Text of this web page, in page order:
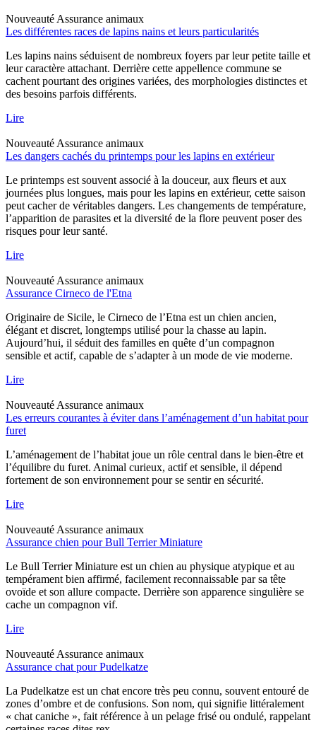
Nouveauté Assurance animaux
Les différentes races de lapins nains et leurs particularités
Les lapins nains séduisent de nombreux foyers par leur petite taille et
leur caractère attachant. Derrière cette appellence commune se
cachent pourtant des origines variées, des morphologies distinctes et
des besoins parfois différents.
Lire
Nouveauté Assurance animaux
Les dangers cachés du printemps pour les lapins en extérieur
Le printemps est souvent associé à la douceur, aux fleurs et aux
journées plus longues, mais pour les lapins en extérieur, cette saison
peut cacher de véritables dangers. Les changements de température,
l’apparition de parasites et la diversité de la flore peuvent poser des
risques pour leur santé.
Lire
Nouveauté Assurance animaux
Assurance Cirneco de l'Etna
Originaire de Sicile, le Cirneco de l’Etna est un chien ancien,
élégant et discret, longtemps utilisé pour la chasse au lapin.
Aujourd’hui, il séduit des familles en quête d’un compagnon
sensible et actif, capable de s’adapter à un mode de vie moderne.
Lire
Nouveauté Assurance animaux
Les erreurs courantes à éviter dans l’aménagement d’un habitat pour
furet
L’aménagement de l’habitat joue un rôle central dans le bien-être et
l’équilibre du furet. Animal curieux, actif et sensible, il dépend
fortement de son environnement pour se sentir en sécurité.
Lire
Nouveauté Assurance animaux
Assurance chien pour Bull Terrier Miniature
Le Bull Terrier Miniature est un chien au physique atypique et au
tempérament bien affirmé, facilement reconnaissable par sa tête
ovoïde et son allure compacte. Derrière son apparence singulière se
cache un compagnon vif.
Lire
Nouveauté Assurance animaux
Assurance chat pour Pudelkatze
La Pudelkatze est un chat encore très peu connu, souvent entouré de
zones d’ombre et de confusions. Son nom, qui signifie littéralement
« chat caniche », fait référence à un pelage frisé ou ondulé, rappelant